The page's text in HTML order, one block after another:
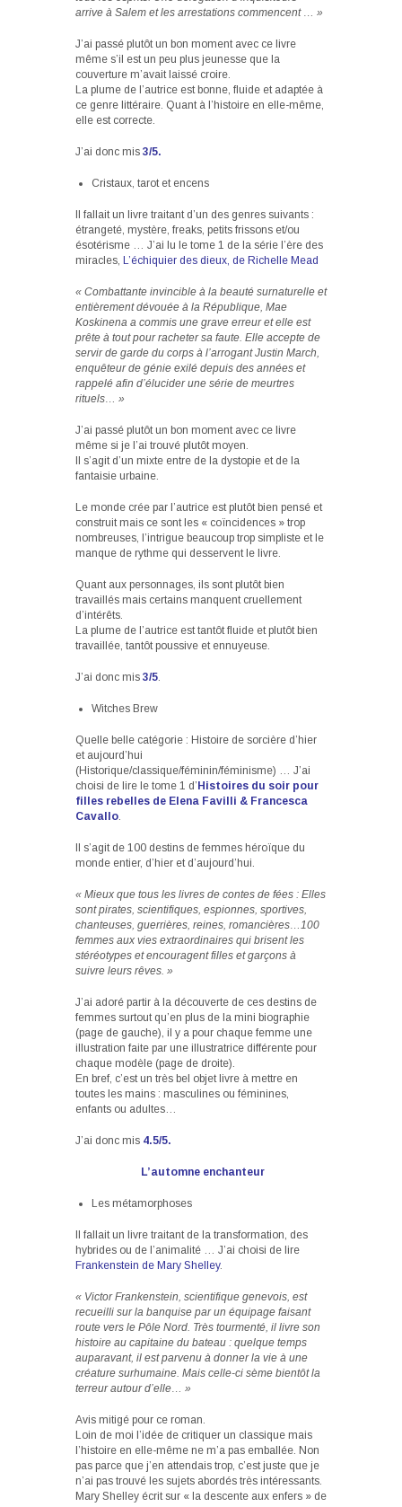
arrive à Salem et les arrestations commencent … »
J’ai passé plutôt un bon moment avec ce livre
même s’il est un peu plus jeunesse que la
couverture m’avait laissé croire.
La plume de l’autrice est bonne, fluide et adaptée à
ce genre littéraire. Quant à l’histoire en elle-même,
elle est correcte.
J’ai donc mis 3/5.
Cristaux, tarot et encens
Il fallait un livre traitant d’un des genres suivants :
étrangeté, mystère, freaks, petits frissons et/ou
ésotérisme … J’ai lu le tome 1 de la série l’ère des
miracles, L’échiquier des dieux, de Richelle Mead
« Combattante invincible à la beauté surnaturelle et
entièrement dévouée à la République, Mae
Koskinena a commis une grave erreur et elle est
prête à tout pour racheter sa faute. Elle accepte de
servir de garde du corps à l’arrogant Justin March,
enquêteur de génie exilé depuis des années et
rappelé afin d’élucider une série de meurtres
rituels… »
J’ai passé plutôt un bon moment avec ce livre
même si je l’ai trouvé plutôt moyen.
Il s’agit d’un mixte entre de la dystopie et de la
fantaisie urbaine.
Le monde crée par l’autrice est plutôt bien pensé et
construit mais ce sont les « coïncidences » trop
nombreuses, l’intrigue beaucoup trop simpliste et le
manque de rythme qui desservent le livre.
Quant aux personnages, ils sont plutôt bien
travaillés mais certains manquent cruellement
d’intérêts.
La plume de l’autrice est tantôt fluide et plutôt bien
travaillée, tantôt poussive et ennuyeuse.
J’ai donc mis 3/5.
Witches Brew
Quelle belle catégorie : Histoire de sorcière d’hier
et aujourd’hui
(Historique/classique/féminin/féminisme) … J’ai
choisi de lire le tome 1 d’ Histoires du soir pour
filles rebelles de Elena Favilli & Francesca
Cavallo.
Il s’agit de 100 destins de femmes héroïque du
monde entier, d’hier et d’aujourd’hui.
« Mieux que tous les livres de contes de fées : Elles
sont pirates, scientifiques, espionnes, sportives,
chanteuses, guerrières, reines, romancières…100
femmes aux vies extraordinaires qui brisent les
stéréotypes et encouragent filles et garçons à
suivre leurs rêves. »
J’ai adoré partir à la découverte de ces destins de
femmes surtout qu’en plus de la mini biographie
(page de gauche), il y a pour chaque femme une
illustration faite par une illustratrice différente pour
chaque modèle (page de droite).
En bref, c’est un très bel objet livre à mettre en
toutes les mains : masculines ou féminines,
enfants ou adultes…
J’ai donc mis 4.5/5.
L’automne enchanteur
Les métamorphoses
Il fallait un livre traitant de la transformation, des
hybrides ou de l’animalité … J’ai choisi de lire
Frankenstein de Mary Shelley.
« Victor Frankenstein, scientifique genevois, est
recueilli sur la banquise par un équipage faisant
route vers le Pôle Nord. Très tourmenté, il livre son
histoire au capitaine du bateau : quelque temps
auparavant, il est parvenu à donner la vie à une
créature surhumaine. Mais celle-ci sème bientôt la
terreur autour d’elle… »
Avis mitigé pour ce roman.
Loin de moi l’idée de critiquer un classique mais
l’histoire en elle-même ne m’a pas emballée. Non
pas parce que j’en attendais trop, c’est juste que je
n’ai pas trouvé les sujets abordés très intéressants.
Mary Shelley écrit sur « la descente aux enfers » de